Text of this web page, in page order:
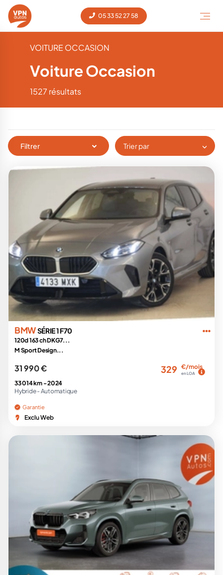
05 33 52 27 58
VOITURE OCCASION
Voiture Occasion
1527 résultats
Filtrer Trier par
BMWSÉRIE 1 F70
120d 163 ch DKG7...
M Sport Design...
31 990 € 329 €/mois
en LOA
33 014 km -2024
Hybride - Automatique
Garantie
Exclu Web